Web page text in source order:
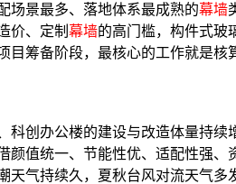
场景最多、落地体系最成熟的幕墙
价、定制 幕墙的高门槛，构件式玻
目筹备阶段，最核心的工作就是核
创办公楼的建设与改造体量持
颜值统一、节能性优、适配性强、
天气持续久，夏秋台风对流天气多